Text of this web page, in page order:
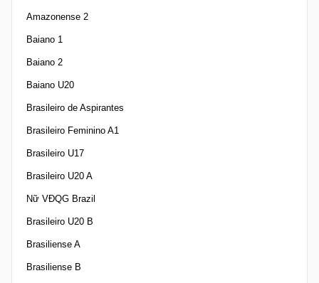
Amazonense 2
Baiano 1
Baiano 2
Baiano U20
Brasileiro de Aspirantes
Brasileiro Feminino A1
Brasileiro U17
Brasileiro U20 A
Nữ VĐQG Brazil
Brasileiro U20 B
Brasiliense A
Brasiliense B